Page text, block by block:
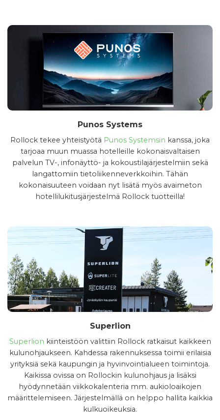
Punos Systems
Rollock tekee yhteistyötä Punos Systemsin kanssa, joka
tarjoaa muun muassa hotelleille kokonaisvaltaisen
palvelun TV-, infonäyttö- ja kokoustilajärjestelmiin sekä
langattomiin tietoliikenneverkkoihin. Tähän
kokonaisuuteen voidaan nyt lisätä myös avaimeton
hotellilukitusjärjestelmä Rollock tuotteilla!
Superlion
Superlion kiinteistöön valittiin Rollock ratkaisut kaikkeen
kulunohjaukseen. Kahdessa rakennuksessa toimii erilaisia
yrityksiä sekä kaupungin ja hyvinvointialueen toimintoja.
Kaikissa ovissa on Rollockin kulunohjaus ja lisäksi
hyödynnetään viikkokalenteria mm. aukioloaikojen
määrittelemiseen. Järjestelmällä on helppo hallita kaikkia
kulkuoikeuksia.